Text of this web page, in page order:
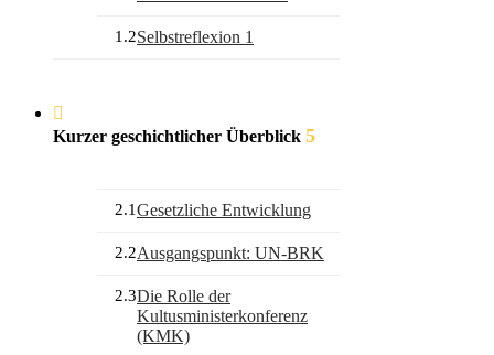
1.2Selbstreflexion 1
Kurzer geschichtlicher Überblick 5
2.1Gesetzliche Entwicklung
2.2Ausgangspunkt: UN-BRK
2.3Die Rolle der
Kultusministerkonferenz
(KMK)